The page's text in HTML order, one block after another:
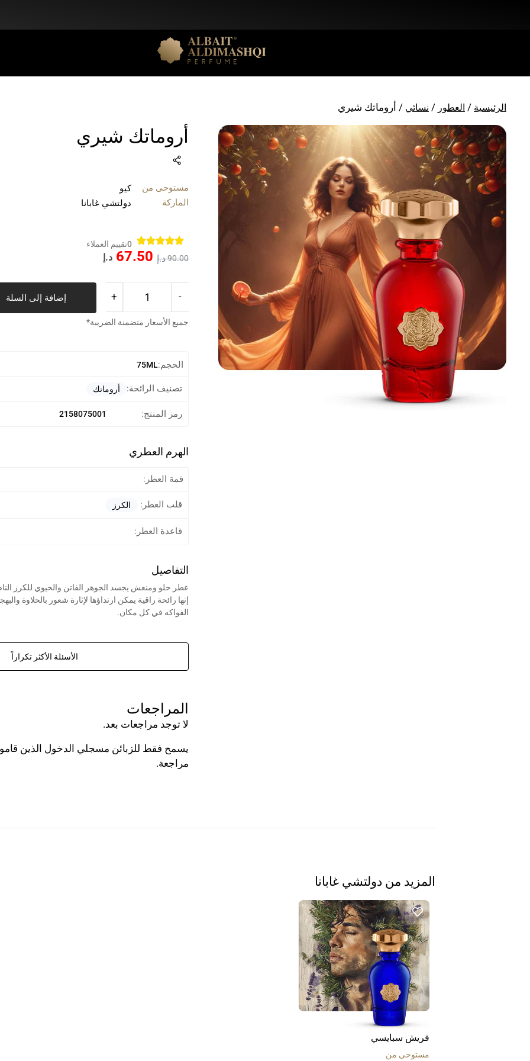
الرئيسية / العطور / نسائي / أروماتك شيري
أروماتك شيري
مستوحى من
كيو
الماركة
دولتشي غابانا
0تقييم العملاء
90.00د.إ 67.50 د.إ
إضافة إلى السلة
جميع الأسعار متضمنة الضريبة*
الحجم:75ML
تصنيف الرائحة: أروماتك
رمز المنتج: 2158075001
الهرم العطري
قمة العطر:
قلب العطر: الكرز
قاعدة العطر:
التفاصيل
عطر حلو ومنعش يجسد الجوهر الفاتن والحيوي للكرز
إنها رائحة راقية يمكن ارتداؤها لإثارة شعور بالحلاوة
الفواكه في كل مكان.
الأسئلة الأكثر تكراراً
المراجعات
لا توجد مراجعات بعد.
يسمح فقط للزبائن مسجلي الدخول الذين
مراجعة.
المزيد من دولتشي غابانا
فريش سبايسي
مستوحى من
لا ، سوف تحصل على زجاجة عطر مصنعة من قبل البيت الدمشقي للعطور إختصاصنا هو تركيب
العطور وليس بيع العطور العالمية الأصلية.